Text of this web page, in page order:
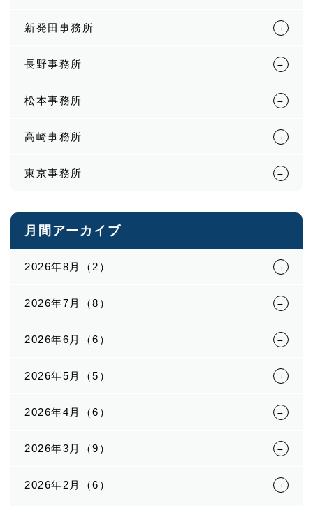
新発田事務所
長野事務所
松本事務所
高崎事務所
東京事務所
月間アーカイブ
2026年8月（2）
2026年7月（8）
2026年6月（6）
2026年5月（5）
2026年4月（6）
2026年3月（9）
2026年2月（6）